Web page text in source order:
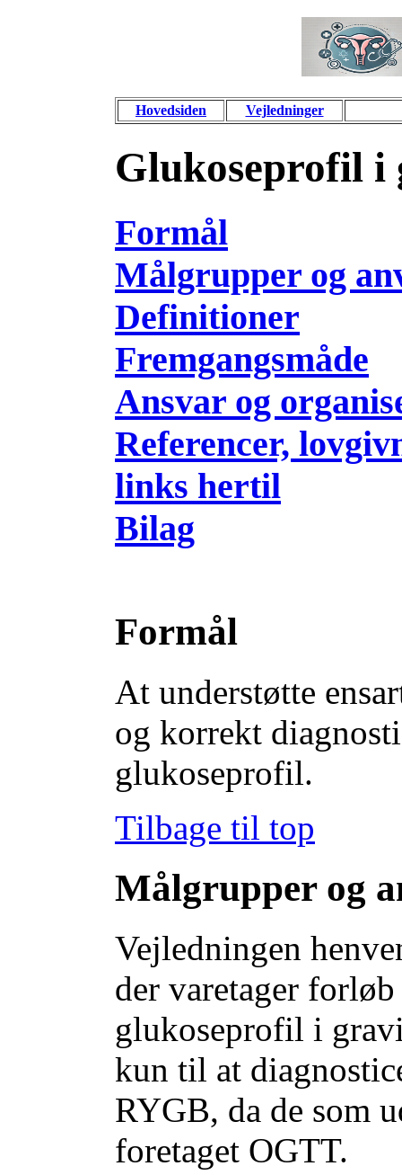
Hovedsiden Vejledninger
Glukoseprofil i
Formål
Målgrupper og
Definitioner
Fremgangsmåde
Ansvar og
Referencer,
links hertil
Bilag
Formål
At understøtte
og korrekt
glukoseprofil.
Tilbage til top
Målgrupper og
Vejledningen
der varetager
glukoseprofil i
kun til at
RYGB, da de som
foretaget OGTT.